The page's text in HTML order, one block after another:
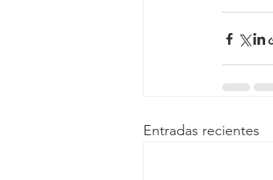
Entradas recientes